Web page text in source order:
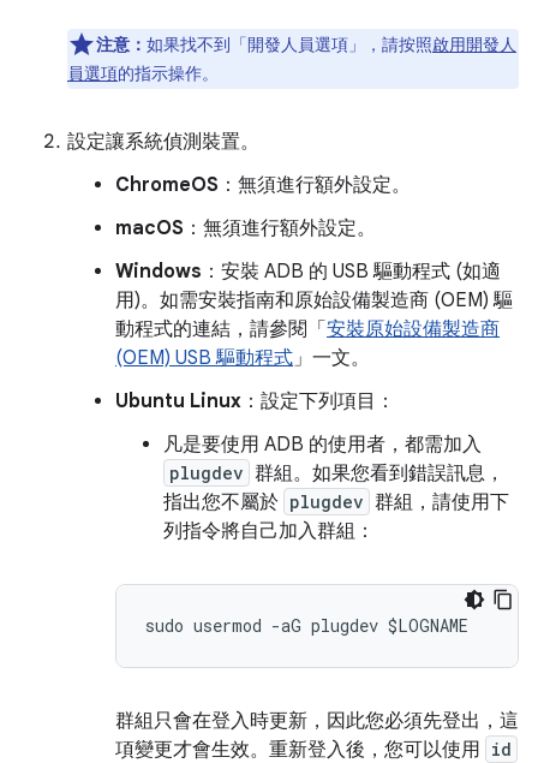
注意： 如果找不到「開發人員選項」 ，請按照啟用開發人
員選項的指示操作。
設定讓系統偵測裝置。
ChromeOS ：無須進行額外設定。
macOS ：無須進行額外設定。
Windows ：安裝 ADB 的 USB 驅動程式 (如適
用)。如需安裝指南和原始設備製造商 (OEM) 驅
動程式的連結，請參閱「 安裝原始設備製造商
(OEM) USB 驅動程式」一文。
Ubuntu Linux ：設定下列項目：
凡是要使用 ADB 的使用者，都需加入
plugdev 群組。如果您看到錯誤訊息，
指出您不屬於 plugdev 群組，請使用下
列指令將自己加入群組：
群組只會在登入時更新，因此您必須先登出，這
項變更才會生效。重新登入後，您可以使用 id